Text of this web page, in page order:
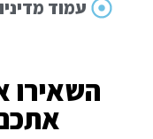
עמוד
השאירו